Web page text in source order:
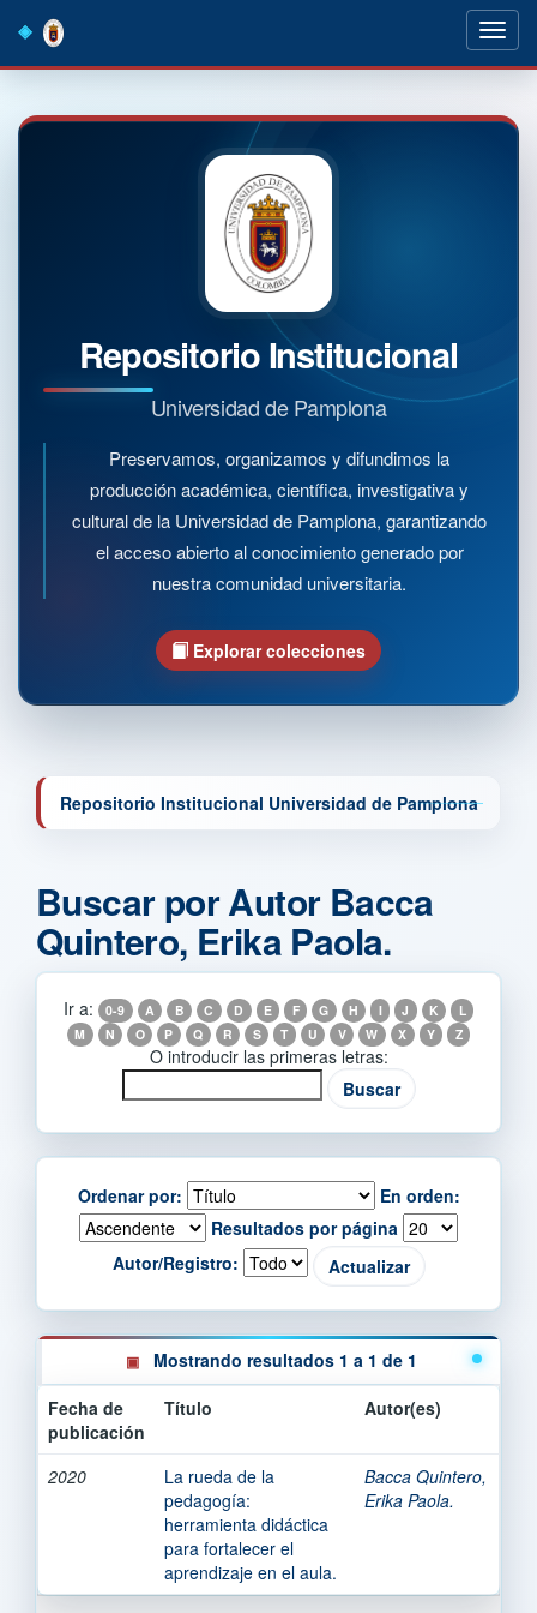
navigation
Repositorio Institucional
Universidad de Pamplona
Preservamos, organizamos y difundimos la
producción académica, científica, investigativa y
cultural de la Universidad de Pamplona, garantizando
el acceso abierto al conocimiento generado por
nuestra comunidad universitaria.
Explorar colecciones
Repositorio Institucional Universidad de Pamplona
Buscar por Autor Bacca
Quintero, Erika Paola.
Ir a: 0-9 A B C D E F G H I J K
L
M
N O P Q R S T U V W X Y Z
O introducir las primeras letras:
Ordenar por:
En orden:
Resultados por página
Autor/Registro:
Mostrando resultados 1 a 1 de 1
Fecha de
publicación
Título Autor(es)
2020
La rueda de la
pedagogía:
herramienta didáctica
para fortalecer el
aprendizaje en el aula.
Bacca Quintero,
Erika Paola.